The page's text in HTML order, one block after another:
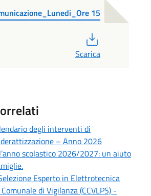
15
Scarica
degli interventi di
– Anno 2026
scolastico 2026/2027: un aiuto
Esperto in Elettrotecnica
di Vigilanza (CCVLPS) -